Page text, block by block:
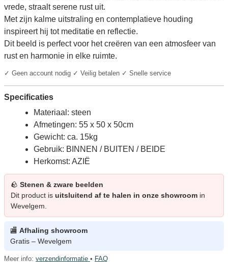
vrede, straalt serene rust uit.
Met zijn kalme uitstraling en contemplatieve houding
inspireert hij tot meditatie en reflectie.
Dit beeld is perfect voor het creëren van een atmosfeer van
rust en harmonie in elke ruimte.
✓ Geen account nodig ✓ Veilig betalen ✓ Snelle service
Specificaties
Materiaal: steen
Afmetingen: 55 x 50 x 50cm
Gewicht: ca. 15kg
Gebruik: BINNEN / BUITEN / BEIDE
Herkomst: AZIË
🪨 Stenen & zware beelden
Dit product is uitsluitend af te halen in onze showroom in
Wevelgem.
🏬 Afhaling showroom
Gratis – Wevelgem
Meer info: verzendinformatie • FAQ